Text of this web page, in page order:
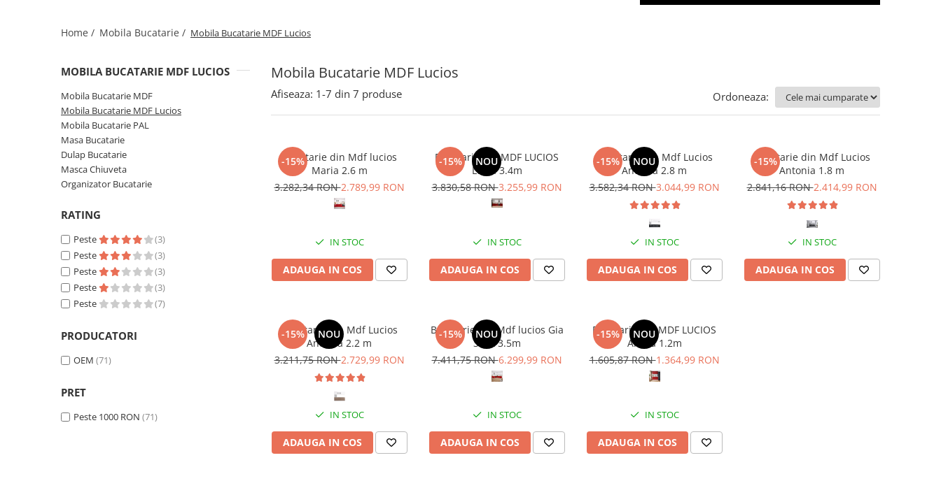
Home / Mobila Bucatarie / Mobila Bucatarie MDF Lucios
Mobila Bucatarie MDF Lucios
MOBILA BUCATARIE MDF LUCIOS
Mobila Bucatarie MDF
Mobila Bucatarie MDF Lucios
Mobila Bucatarie PAL
Masa Bucatarie
Dulap Bucatarie
Masca Chiuveta
Organizator Bucatarie
RATING
Peste
(3)
Peste
(3)
Peste
(3)
Peste
(3)
Peste
(7)
PRODUCATORI
OEM (71)
PRET
Peste 1000 RON (71)
Afiseaza: 1-7 din 7 produse Ordoneaza:
-15%
Bucatarie din Mdf lucios
Maria 2.6 m
3.282,34 RON2.789,99 RON
IN STOC
ADAUGA IN COS
-15% NOU
Bucatarie din MDF LUCIOS
Lucia 3.4m
3.830,58 RON3.255,99 RON
IN STOC
ADAUGA IN COS
-15% NOU
Bucatarie din Mdf Lucios
Antonia 2.8 m
3.582,34 RON3.044,99 RON
IN STOC
ADAUGA IN COS
-15%
Bucatarie din Mdf Lucios
Antonia 1.8 m
2.841,16 RON2.414,99 RON
IN STOC
ADAUGA IN COS
-15% NOU
Bucatarie din Mdf Lucios
Antonia 2.2 m
3.211,75 RON2.729,99 RON
IN STOC
ADAUGA IN COS
-15% NOU
Bucatarie din Mdf lucios Gia
3.2 x 3.5m
7.411,75 RON6.299,99 RON
IN STOC
ADAUGA IN COS
-15% NOU
Bucatarie din MDF LUCIOS
Andra 1.2m
1.605,87 RON1.364,99 RON
IN STOC
ADAUGA IN COS